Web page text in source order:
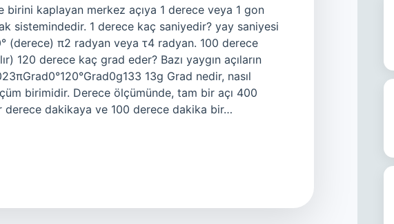
kaplayan merkez açıya 1 derece veya 1 gon
sistemindedir. 1 derece kaç saniyedir? yay saniyesi
(derece) π2 radyan veya τ4 radyan. 100 derece
120 derece kaç grad eder? Bazı yaygın açıların
13g Grad nedir, nasıl
birimidir. Derece ölçümünde, tam bir açı 400
derece dakikaya ve 100 derece dakika bir…